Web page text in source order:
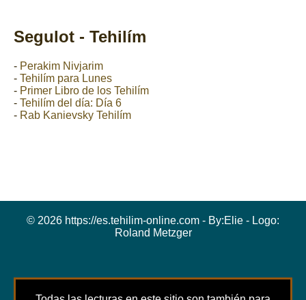
Segulot - Tehilím
- Perakim Nivjarim
- Tehilím para Lunes
- Primer Libro de los Tehilím
- Tehilím del día: Día 6
- Rab Kanievsky Tehilím
© 2026 https://es.tehilim-online.com - By:Elie - Logo:
Roland Metzger